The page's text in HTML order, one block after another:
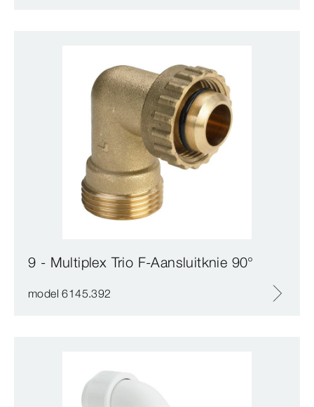
9 - Multiplex Trio F-Aansluitknie 90°
model 6145.392